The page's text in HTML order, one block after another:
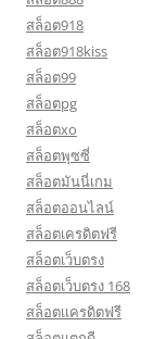
สล็อต918
สล็อต918kiss
สล็อต99
สล็อตpg
สล็อตxo
สล็อตพุซซี่
สล็อตมันนี่เกม
สล็อตออนไลน์
สล็อตเครดิตฟรี
สล็อตเว็บตรง
สล็อตเว็บตรง 168
สล็อตเเครดิตฟรี